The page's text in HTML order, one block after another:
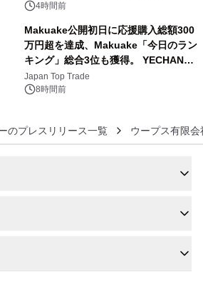
4時間前
Makuake公開初日に応援購入総額300
万円超を達成、Makuake「今日のラン
キング」総合3位も獲得。 YECHAN音
浴シンギングボウル第2弾の大型サイ
ズ（XL・2XL・3XL）を先行販売中
Japan Top Trade
8時間前
のプレスリリース一覧 ウープス有限会